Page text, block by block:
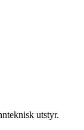
utstyr.